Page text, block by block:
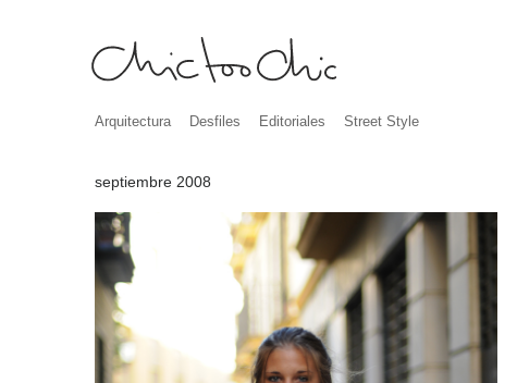
Arquitectura Desfiles Editoriales Street Style
septiembre 2008